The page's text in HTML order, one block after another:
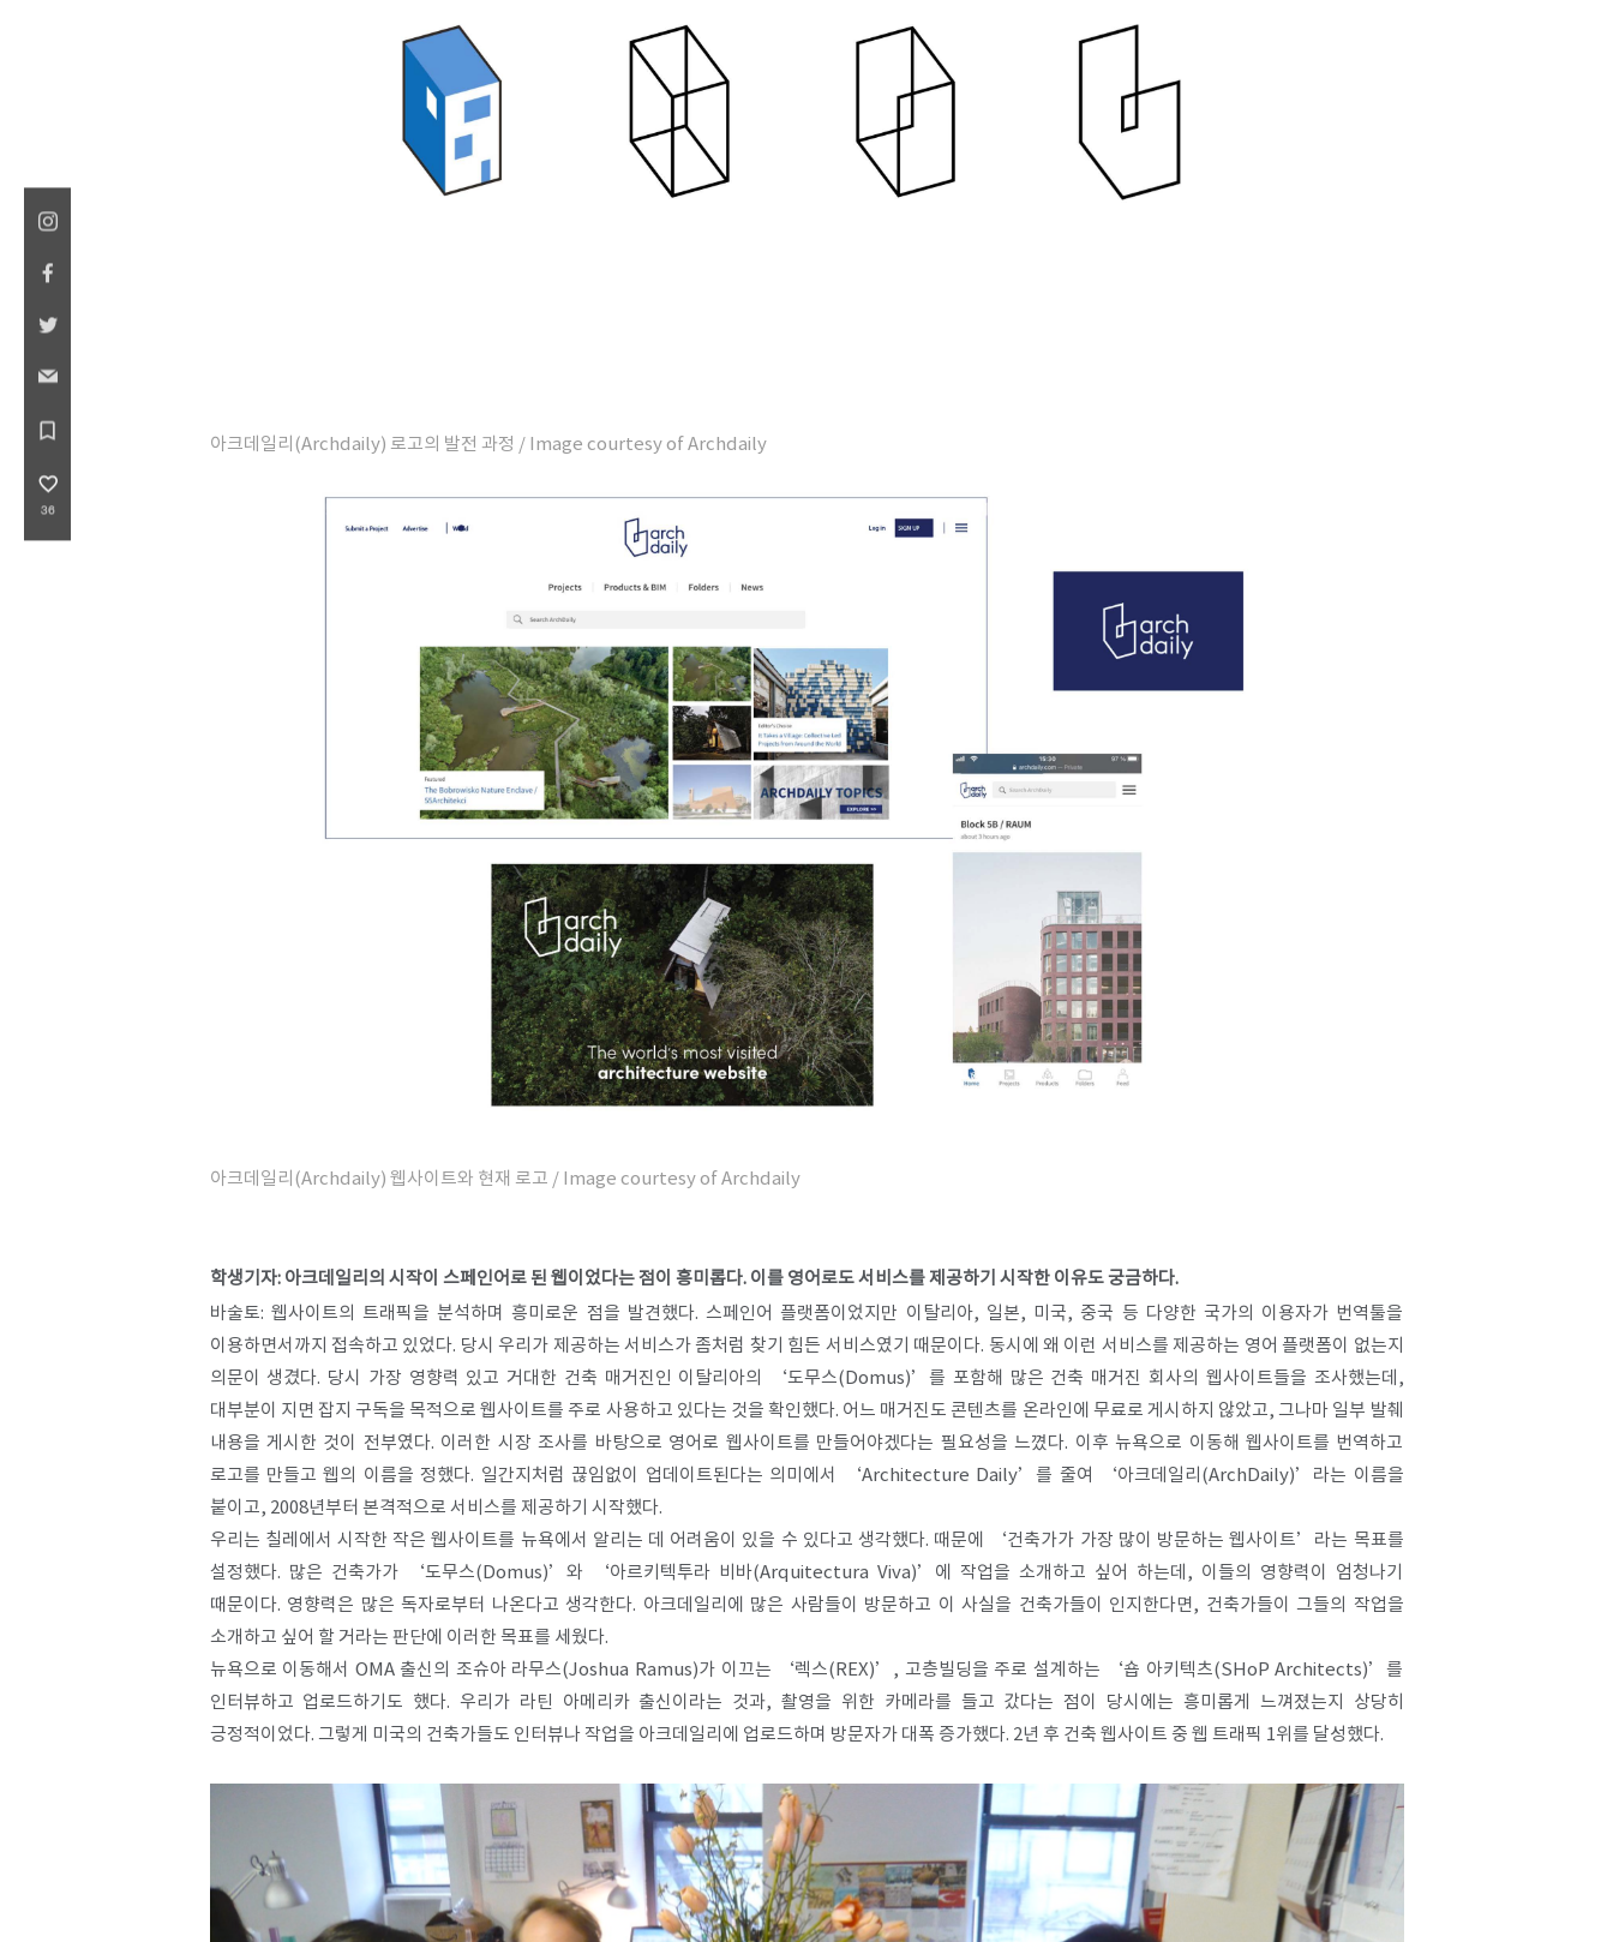
​아크데일리(Archdaily) 로고의 발전 과정 / Image courtesy of Archdaily
아크데일리 (Archdaily) 웹사이트와 현재 로고 / Image courtesy of Archdaily
학생기자: 아크데일리의 시작이 스페인어로 된 웹이었다는 점이 흥미롭다. 이를 영어로도 서비스를 제공하기 시작한 이유도 궁금하다.
바술토: 웹사이트의 트래픽을 분석하며 흥미로운 점을 발견했다. 스페인어 플랫폼이었지만 이탈리아, 일본, 미국, 중국 등 다양한 국가의 이용자가 번역툴을
이용하면서까지 접속하고 있었다. 당시 우리가 제공하는 서비스가 좀처럼 찾기 힘든 서비스였기 때문이다. 동시에 왜 이런 서비스를 제공하는 영어 플랫폼이 없는지
의문이 생겼다. 당시 가장 영향력 있고 거대한 건축 매거진인 이탈리아의 ‘도무스(Domus)’를 포함해 많은 건축 매거진 회사의 웹사이트들을 조사했는데,
대부분이 지면 잡지 구독을 목적으로 웹사이트를 주로 사용하고 있다는 것을 확인했다. 어느 매거진도 콘텐츠를 온라인에 무료로 게시하지 않았고, 그나마 일부 발췌
내용을 게시한 것이 전부였다. 이러한 시장 조사를 바탕으로 영어로 웹사이트를 만들어야겠다는 필요성을 느꼈다. 이후 뉴욕으로 이동해 웹사이트를 번역하고
로고를 만들고 웹의 이름을 정했다. 일간지처럼 끊임없이 업데이트된다는 의미에서 ‘Architecture Daily’를 줄여 ‘아크데일리(ArchDaily)’라는 이름을
붙이고, 2008년부터 본격적으로 서비스를 제공하기 시작했다.
우리는 칠레에서 시작한 작은 웹사이트를 뉴욕에서 알리는 데 어려움이 있을 수 있다고 생각했다. 때문에 ‘건축가가 가장 많이 방문하는 웹사이트’라는 목표를
설정했다. 많은 건축가가 ‘도무스(Domus)’와 ‘아르키텍투라 비바(Arquitectura Viva)’에 작업을 소개하고 싶어 하는데, 이들의 영향력이 엄청나기
때문이다. 영향력은 많은 독자로부터 나온다고 생각한다. 아크데일리에 많은 사람들이 방문하고 이 사실을 건축가들이 인지한다면, 건축가들이 그들의 작업을
소개하고 싶어 할 거라는 판단에 이러한 목표를 세웠다.
뉴욕으로 이동해서 OMA 출신의 조슈아 라무스(Joshua Ramus)가 이끄는 ‘렉스(REX)’, 고층빌딩을 주로 설계하는 ‘숍 아키텍츠(SHoP Architects)’를
인터뷰하고 업로드하기도 했다. 우리가 라틴 아메리카 출신이라는 것과, 촬영을 위한 카메라를 들고 갔다는 점이 당시에는 흥미롭게 느껴졌는지 상당히
긍정적이었다. 그렇게 미국의 건축가들도 인터뷰나 작업을 아크데일리에 업로드하며 방문자가 대폭 증가했다. 2년 후 건축 웹사이트 중 웹 트래픽 1위를 달성했다.
bookmark_border
favorite_border
36